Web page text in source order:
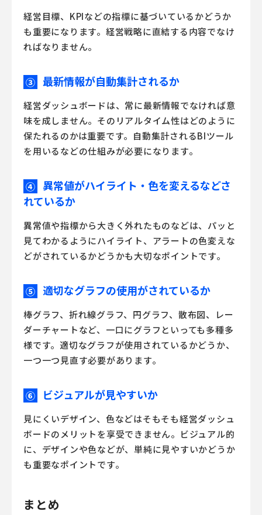
経営目標、KPIなどの指標に基づいているかどうか
も重要になります。経営戦略に直結する内容でなけ
ればなりません。
③ 最新情報が自動集計されるか
経営ダッシュボードは、常に最新情報でなければ意
味を成しません。そのリアルタイム性はどのように
保たれるのかは重要です。自動集計されるBIツール
を用いるなどの仕組みが必要になります。
④ 異常値がハイライト・色を変えるなどさ
れているか
異常値や指標から大きく外れたものなどは、パッと
見てわかるようにハイライト、アラートの色変えな
どがされているかどうかも大切なポイントです。
⑤ 適切なグラフの使用がされているか
棒グラフ、折れ線グラフ、円グラフ、散布図、レー
ダーチャートなど、一口にグラフといっても多種多
様です。適切なグラフが使用されているかどうか、
一つ一つ見直す必要があります。
⑥ ビジュアルが見やすいか
見にくいデザイン、色などはそもそも経営ダッシュ
ボードのメリットを享受できません。ビジュアル的
に、デザインや色などが、単純に見やすいかどうか
も重要なポイントです。
まとめ